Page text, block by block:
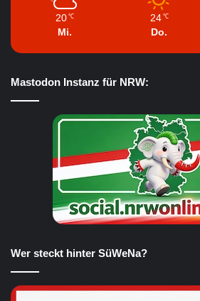
20 ℃
Mi.
24 ℃
Do.
Mastodon Instanz für NRW:
Wer steckt hinter SüWeNa?